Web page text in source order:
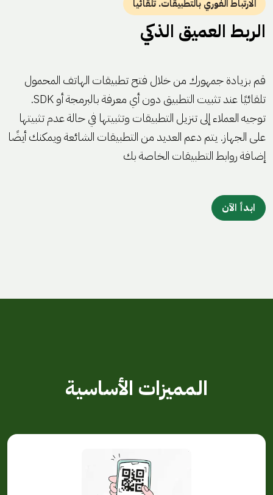
الارتباط الفوري بالتطبيقات. تلقائيا
الربط العميق الذكي
قم بزيادة جمهورك من خلال فتح تطبيقات الهاتف المحمول
تلقائيًا عند تثبيت التطبيق دون أي معرفة بالبرمجة أو SDK.
توجيه العملاء إلى تنزيل التطبيقات وتثبيتها في حالة عدم تثبيتها
على الجهاز. يتم دعم العديد من التطبيقات الشائعة ويمكنك أيضًا
إضافة روابط التطبيقات الخاصة بك
ابدأ الآن
المميزات الأساسية